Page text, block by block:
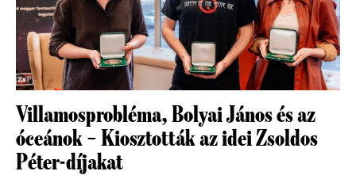
Villamosprobléma, Bolyai János és az
óceánok – Kiosztották az idei Zsoldos
Péter-díjakat